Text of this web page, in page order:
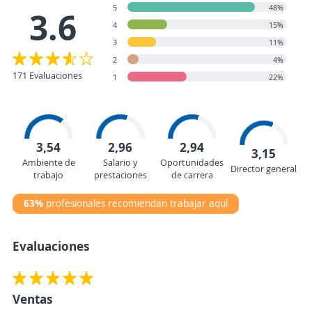
3.6
171 Evaluaciones
5
48%
4
15%
3
11%
2
4%
1
22%
3,54
Ambiente de
trabajo
2,96
Salario y
prestaciones
2,94
Oportunidades
de carrera
3,15
Director general
63% profesionales recomiendan trabajar aquí
Evaluaciones
Ventas